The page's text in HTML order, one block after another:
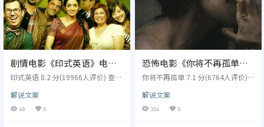
剧情电影《印式英语》电影
解说文案/片源
印式英语 8.2 分(19966人评价) 查看
约精读游(港),印度英语,印式英语 En
glish Vinglish 导演: 高里辛蒂 演员:
诗丽黛玮,阿迪勒侯赛因,梅迪内博,
解说文案
68 0
恐怖电影《你将不再孤单》
电影解说文案/片源
你将不再孤单 7.1 分(6764人评价)
You Won't Be Alone2022,你将不再
孤单 You Won't Be Alone 导演: 戈
兰斯托列夫斯基 演员: 劳米拉佩斯,
解说文案
306 0